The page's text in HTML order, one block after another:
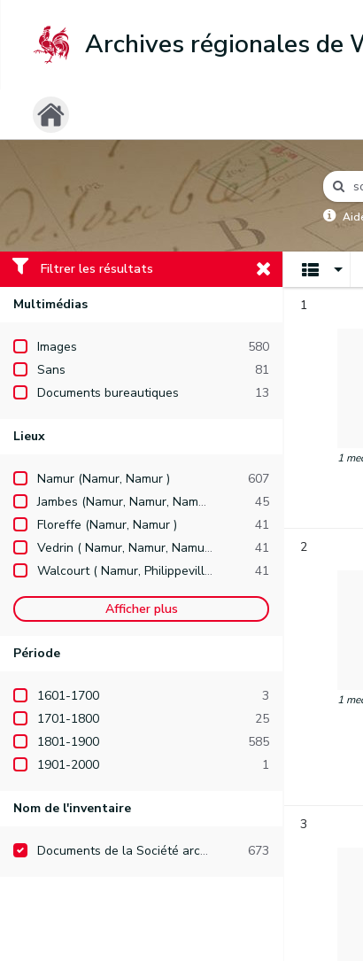
Archives régionales de
Filtrer les résultats
Multimédias
Images
580
Sans
81
Documents bureautiques
13
Lieux
Namur (Namur, Namur )
607
Jambes (Namur, Namur, Namur )
45
Floreffe (Namur, Namur )
41
Vedrin ( Namur, Namur, Namur )
41
Walcourt ( Namur, Philippeville )
41
Afficher plus
Période
1601-1700
3
1701-1800
25
1801-1900
585
1901-2000
1
Nom de l'inventaire
Documents de la Société archéologique de Namur 673
1
1
2
1
3